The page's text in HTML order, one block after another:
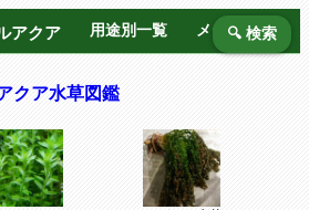
アクア 用途別一覧 メーカー別
🔍 検索
クア水草図鑑